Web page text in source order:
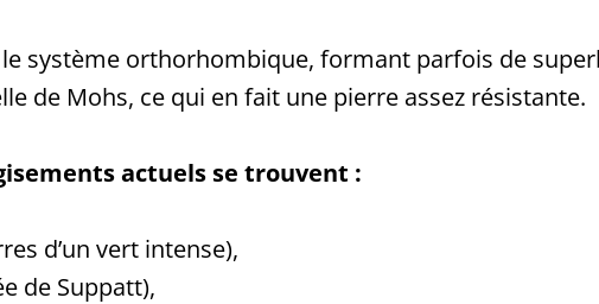
système orthorhombique, formant parfois de
de Mohs, ce qui en fait une pierre assez résistante.
actuels se trouvent :
d’un vert intense),
de Suppatt),